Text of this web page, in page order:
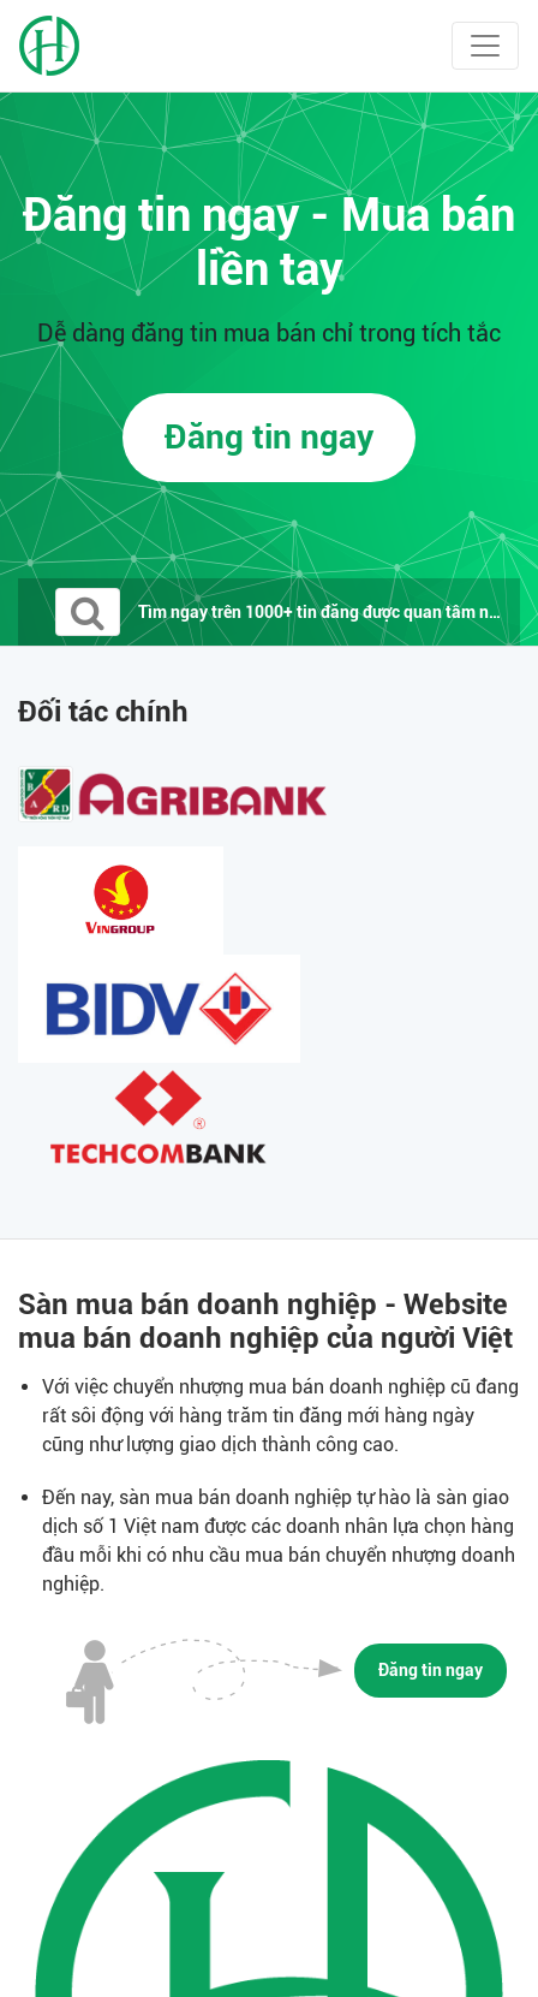
Đăng tin ngay - Mua bán
liền tay
Dễ dàng đăng tin mua bán chỉ trong tích tắc
Đăng tin ngay
Tìm ngay trên 1000+ tin đăng được quan tâm nhất trên...
Đối tác chính
Sàn mua bán doanh nghiệp - Website
mua bán doanh nghiệp của người Việt
Với việc chuyển nhượng mua bán doanh nghiệp cũ đang
rất sôi động với hàng trăm tin đăng mới hàng ngày
cũng như lượng giao dịch thành công cao.
Đến nay, sàn mua bán doanh nghiệp tự hào là sàn giao
dịch số 1 Việt nam được các doanh nhân lựa chọn hàng
đầu mỗi khi có nhu cầu mua bán chuyển nhượng doanh
nghiệp.
Đăng tin ngay